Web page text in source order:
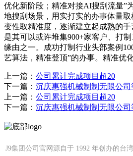
优化新阶段；精准对接AI搜刮流量”
地搜刮场景，用实打实的办事体量
变性取精准度，逐渐建立起成熟的
是其可以或许堆集900+家客户、打
缘由之一。成功打制行业头部案例
艺算法，精准登顶”的办事。精准优
上一篇： 公司累计完成项目超20
下一篇： 沉庆惠强机械制制无限公
上一篇： 公司累计完成项目超20
下一篇： 沉庆惠强机械制制无限公
J9集团公司官网源自于 1992 年创办的台